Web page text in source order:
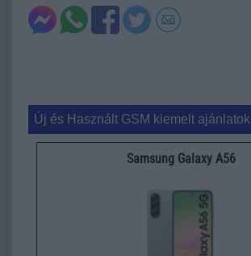
Új és Használt GSM kiemelt ajánlatok
Samsung Galaxy A56